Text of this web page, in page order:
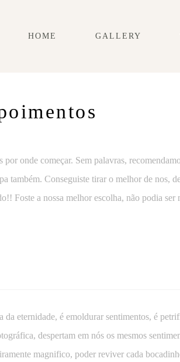
HOME GALLERY
onde começar. Sem palavras,
também. Conseguiste tirar o melhor de nos,
Foste a nossa melhor escolha, não podia ser
eternidade, é emoldurar sentimentos, é
despertam em nós os mesmos
magnifico, poder reviver cada